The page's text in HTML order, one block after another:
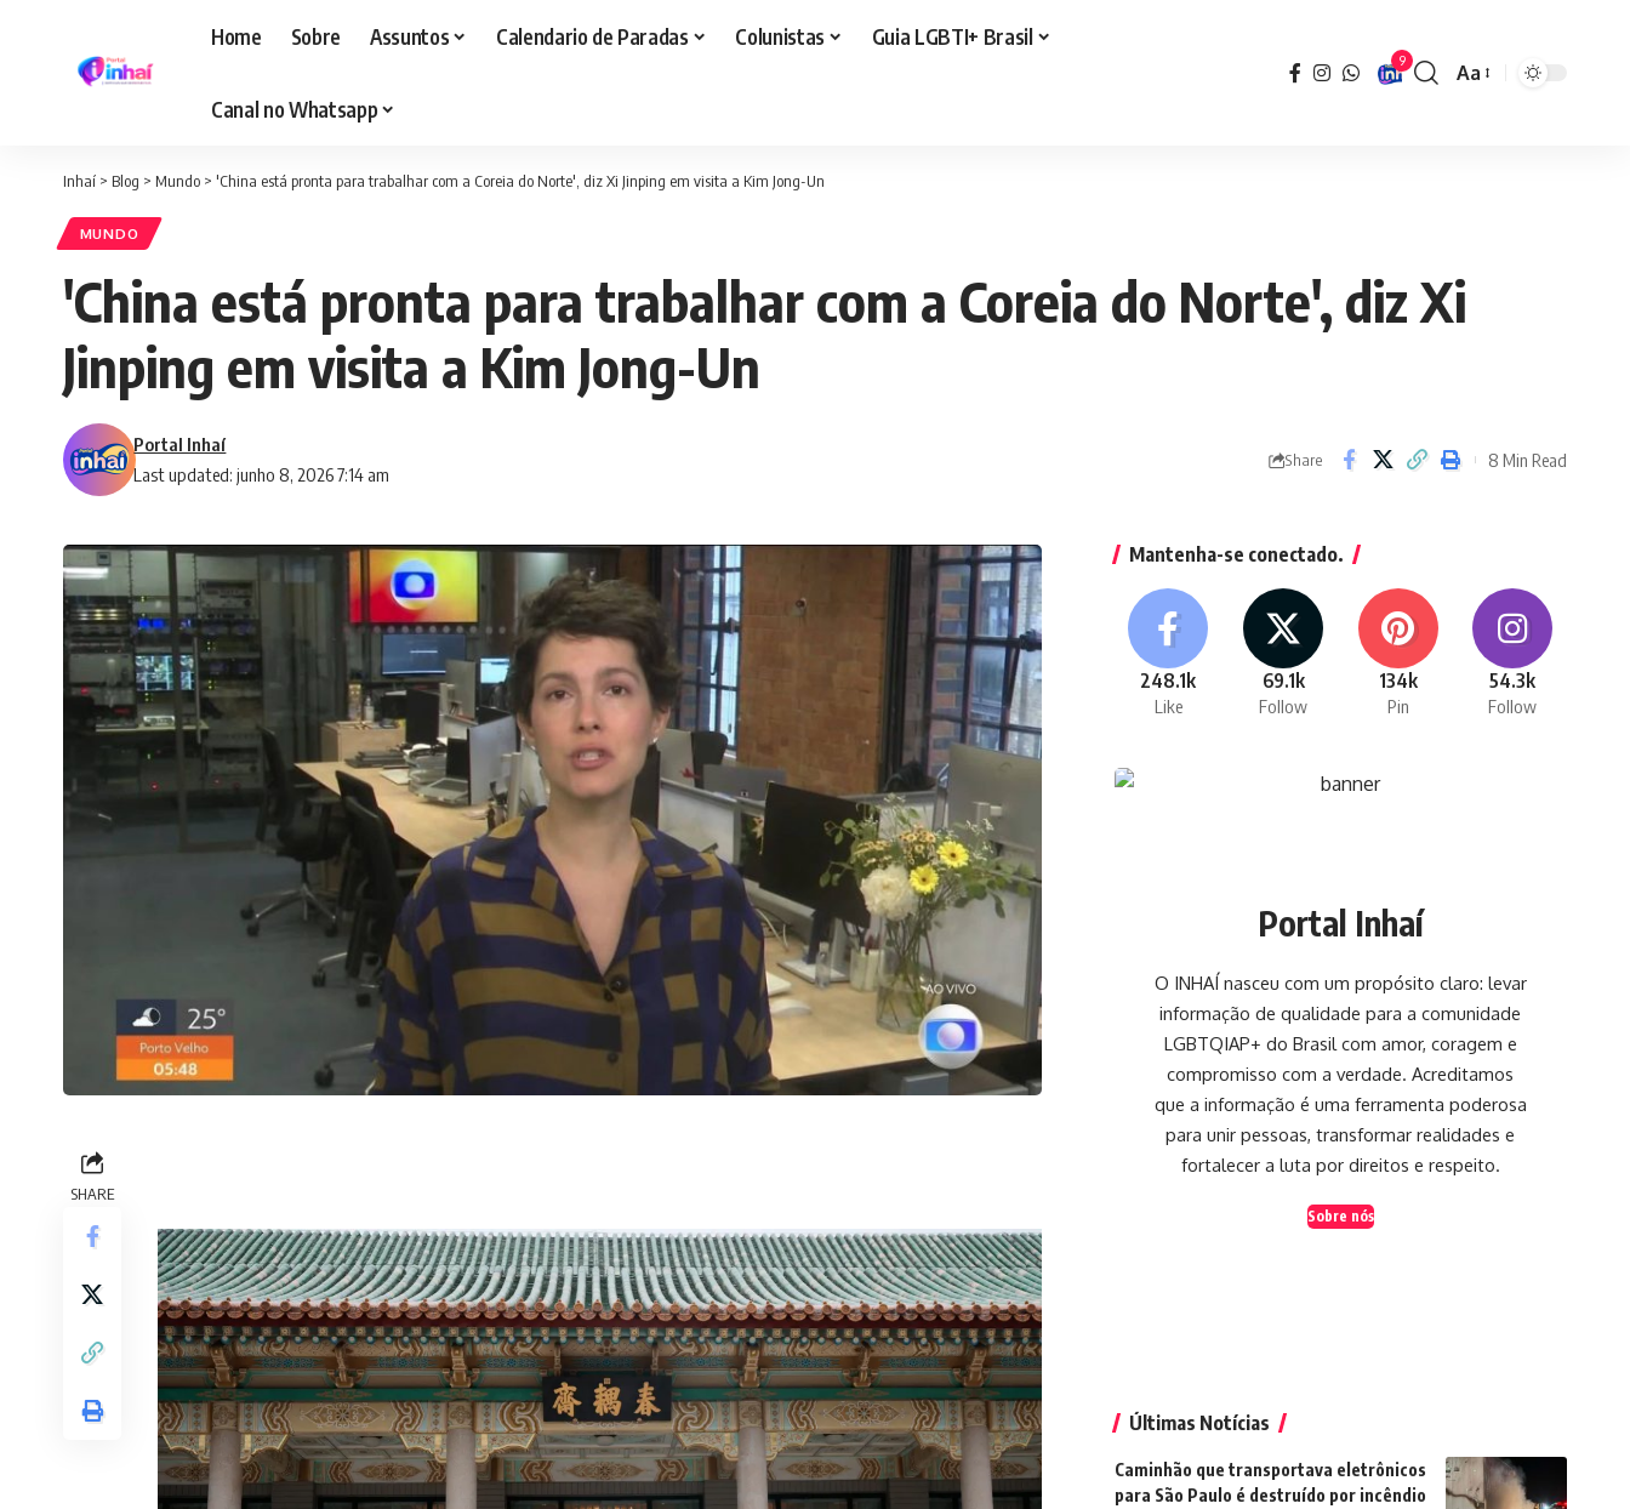
Home Sobre Assuntos Calendario de Paradas Colunistas Guia LGBTI+ Brasil
Canal no Whatsapp
9
Font
Aa
Inhaí > Blog > Mundo > 'China está pronta para trabalhar com a Coreia do Norte', diz Xi Jinping em visita a Kim Jong-Un
MUNDO
'China está pronta para trabalhar com a Coreia do Norte', diz Xi
Jinping em visita a Kim Jong-Un
Last updated: junho 8, 2026 7:14 am
Portal Inhaí
Share 8 Min Read
SHARE
Mantenha-se conectado.
248.1k
Like
69.1k
Follow
134k
Pin
54.3k
Follow
Portal Inhaí
O INHAÍ nasceu com um propósito claro: levar
informação de qualidade para a comunidade
LGBTQIAP+ do Brasil com amor, coragem e
compromisso com a verdade. Acreditamos
que a informação é uma ferramenta poderosa
para unir pessoas, transformar realidades e
fortalecer a luta por direitos e respeito.
Sobre nós
Últimas Notícias
Caminhão que transportava eletrônicos
para São Paulo é destruído por incêndio